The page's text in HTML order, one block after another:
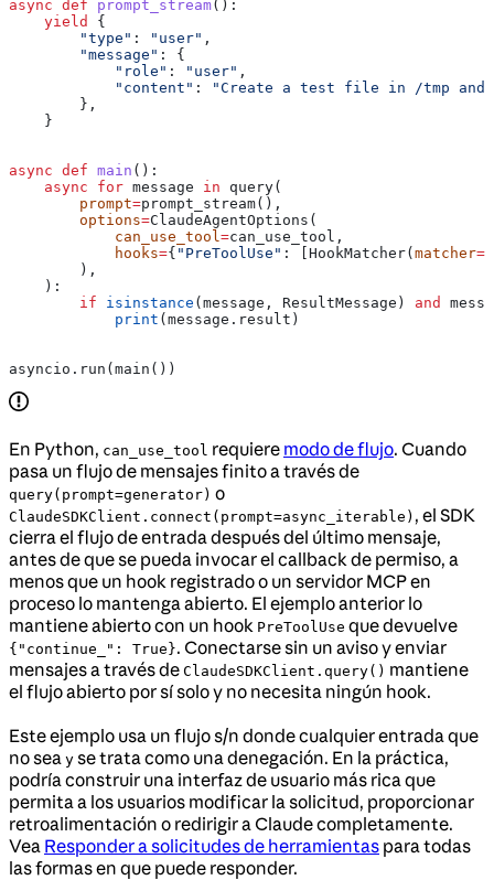
async def prompt_stream():
    yield
{
        "type"
: "user" ,
        "message"
: {
            "role"
: "user" ,
            "content"
:
"Create a test file in /tmp
        },
    }
async def main ():
    async
for message in query(
        prompt
=prompt_stream(),
        options
=ClaudeAgentOptions(
            can_use_tool
=can_use_tool,
            hooks
={ "PreToolUse" : [HookMatcher( matcher=
        ),
    ):
        if
isinstance (message, ResultMessage) and
            print
(message.result)
asyncio.run(main())
En Python, can_use_tool requiere modo de flujo. Cuando
pasa un flujo de mensajes finito a través de
query(prompt=generator) o
ClaudeSDKClient.connect(prompt=async_iterable) , el SDK
cierra el flujo de entrada después del último mensaje,
antes de que se pueda invocar el callback de permiso, a
menos que un hook registrado o un servidor MCP en
proceso lo mantenga abierto. El ejemplo anterior lo
mantiene abierto con un hook PreToolUse que devuelve
{"continue_": True}. Conectarse sin un aviso y enviar
mensajes a través de ClaudeSDKClient.query() mantiene
el flujo abierto por sí solo y no necesita ningún hook.
Este ejemplo usa un flujo s/n donde cualquier entrada que
no sea y se trata como una denegación. En la práctica,
podría construir una interfaz de usuario más rica que
permita a los usuarios modificar la solicitud, proporcionar
retroalimentación o redirigir a Claude completamente.
Vea Responder a solicitudes de herramientas para todas
las formas en que puede responder.